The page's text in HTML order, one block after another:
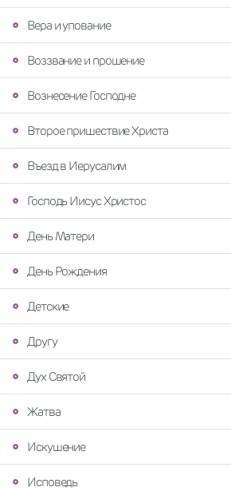
Вера и упование
Воззвание и прошение
Вознесение Господне
Второе пришествие Христа
Въезд в Иерусалим
Господь Иисус Христос
День Матери
День Рождения
Детские
Другу
Дух Святой
Жатва
Искушение
Исповедь